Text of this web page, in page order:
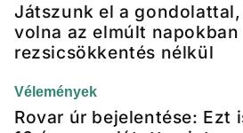
Játszunk el a
volna az elmúlt napokban
rezsicsökkentés nélkül
Vélemények
Rovar úr bejelentése: Ezt